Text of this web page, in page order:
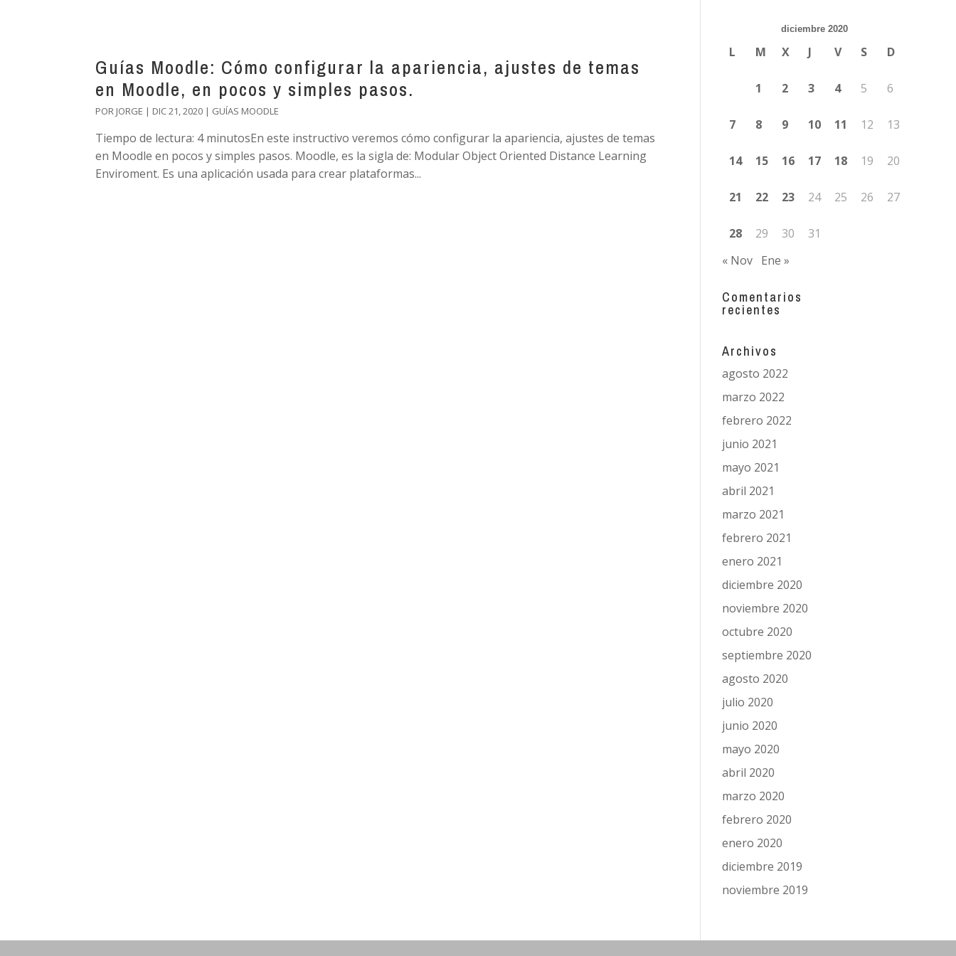
Guías Moodle: Cómo configurar la apariencia, ajustes de temas
en Moodle, en pocos y simples pasos.
POR JORGE | DIC 21, 2020 | GUÍAS MOODLE
Tiempo de lectura: 4 minutosEn este instructivo veremos cómo configurar la apariencia, ajustes de temas
en Moodle en pocos y simples pasos. Moodle, es la sigla de: Modular Object Oriented Distance Learning
Enviroment. Es una aplicación usada para crear plataformas...
diciembre 2020
L M X J V S D
1 2 3 4 5 6
7 8 9 10 11 12 13
14 15 16 17 18 19 20
21 22 23 24 25 26 27
28 29 30
31
« Nov Ene »
Comentarios
recientes
Archivos
agosto 2022
marzo 2022
febrero 2022
junio 2021
mayo 2021
abril 2021
marzo 2021
febrero 2021
enero 2021
diciembre 2020
noviembre 2020
octubre 2020
septiembre 2020
agosto 2020
julio 2020
junio 2020
mayo 2020
abril 2020
marzo 2020
febrero 2020
enero 2020
diciembre 2019
noviembre 2019